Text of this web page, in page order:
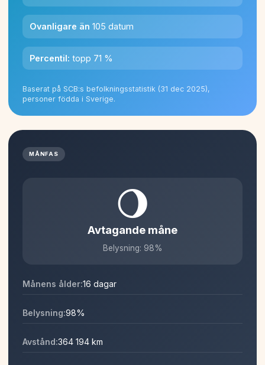
Ovanligare än 105 datum
Percentil: topp 71 %
Baserat på SCB:s befolkningsstatistik (31 dec 2025),
personer födda i Sverige.
MÅNFAS
🌖
Avtagande måne
Belysning: 98%
Månens ålder:16 dagar
Belysning:98%
Avstånd:364 194 km